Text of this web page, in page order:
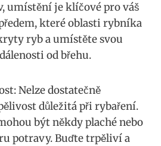
umístění je klíčové pro váš
které oblasti rybníka
ryb a umístěte svou
od břehu.
Nelze dostatečně
důležitá při rybaření.
být někdy plaché nebo
potravy. Buďte trpěliví a